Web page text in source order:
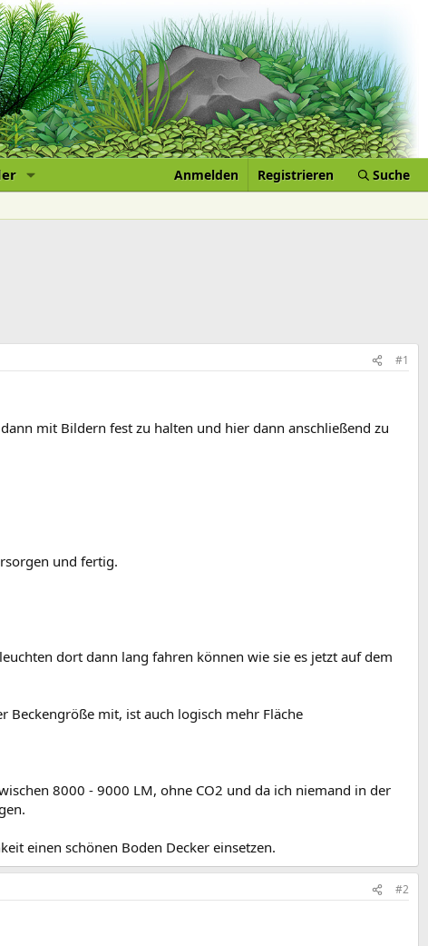
Anmelden Registrieren Suche
#1
mit Bildern fest zu halten und hier dann anschließend zu
und fertig.
dort dann lang fahren können wie sie es jetzt auf dem
Beckengröße mit, ist auch logisch mehr Fläche
8000 - 9000 LM, ohne CO2 und da ich niemand in der
einen schönen Boden Decker einsetzen.
#2